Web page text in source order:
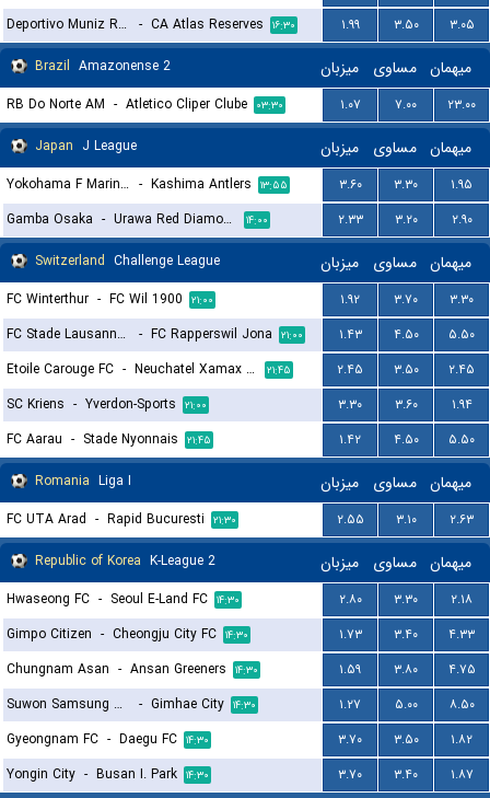
Deportivo Muniz Reserves
- CA Atlas Reserves ۱۶:۳۰ ۱.۹۹ ۳.۵۰
۳.۰۵
Brazil Amazonense 2 میزبان مساوی میهمان
RB Do Norte AM - Atletico Cliper Clube ۰۳:۳۰ ۱.۰۷ ۷.۰۰
۲۳.۰۰
Japan J League میزبان مساوی میهمان
Yokohama F Marinos - Kashima Antlers ۱۳:۵۵ ۳.۶۰ ۳.۳۰
۱.۹۵
Gamba Osaka - Urawa Red Diamonds ۱۴:۰۰ ۲.۳۳ ۳.۲۰
۲.۹۰
Switzerland Challenge League میزبان مساوی میهمان
FC Winterthur - FC Wil 1900 ۲۱:۰۰ ۱.۹۲ ۳.۷۰
۳.۳۰
FC Stade Lausanne Ouchy
- FC Rapperswil Jona ۲۱:۰۰ ۱.۴۳ ۴.۵۰
۵.۵۰
Etoile Carouge FC - Neuchatel Xamax FC ۲۱:۴۵ ۲.۴۵ ۳.۵۰
۲.۴۵
SC Kriens - Yverdon-Sports ۲۱:۰۰ ۳.۳۰ ۳.۶۰
۱.۹۴
FC Aarau - Stade Nyonnais ۲۱:۴۵ ۱.۴۲ ۴.۵۰
۵.۵۰
Romania Liga I میزبان مساوی میهمان
FC UTA Arad - Rapid Bucuresti ۲۱:۳۰ ۲.۵۵ ۳.۱۰
۲.۶۳
Republic of Korea K-League 2 میزبان مساوی میهمان
Hwaseong FC - Seoul E-Land FC ۱۴:۳۰ ۲.۸۰ ۳.۳۰
۲.۱۸
Gimpo Citizen - Cheongju City FC ۱۴:۳۰ ۱.۷۳ ۳.۴۰
۴.۳۳
Chungnam Asan - Ansan Greeners ۱۴:۳۰ ۱.۵۹ ۳.۸۰
۴.۷۵
Suwon Samsung Bluewings
- Gimhae City ۱۴:۳۰ ۱.۲۷ ۵.۰۰
۸.۵۰
Gyeongnam FC - Daegu FC ۱۴:۳۰ ۳.۷۰ ۳.۵۰
۱.۸۲
Yongin City - Busan I. Park ۱۴:۳۰ ۳.۷۰ ۳.۴۰ ۱.۸۷